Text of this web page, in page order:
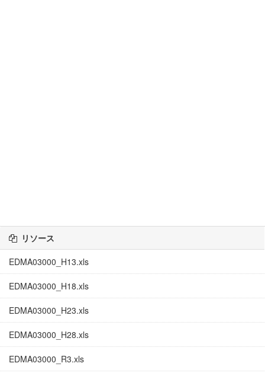
リソース
EDMA03000_H13.xls
EDMA03000_H18.xls
EDMA03000_H23.xls
EDMA03000_H28.xls
EDMA03000_R3.xls